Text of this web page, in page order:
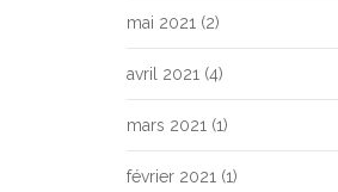
mai 2021 (2)
avril 2021 (4)
mars 2021 (1)
février 2021 (1)